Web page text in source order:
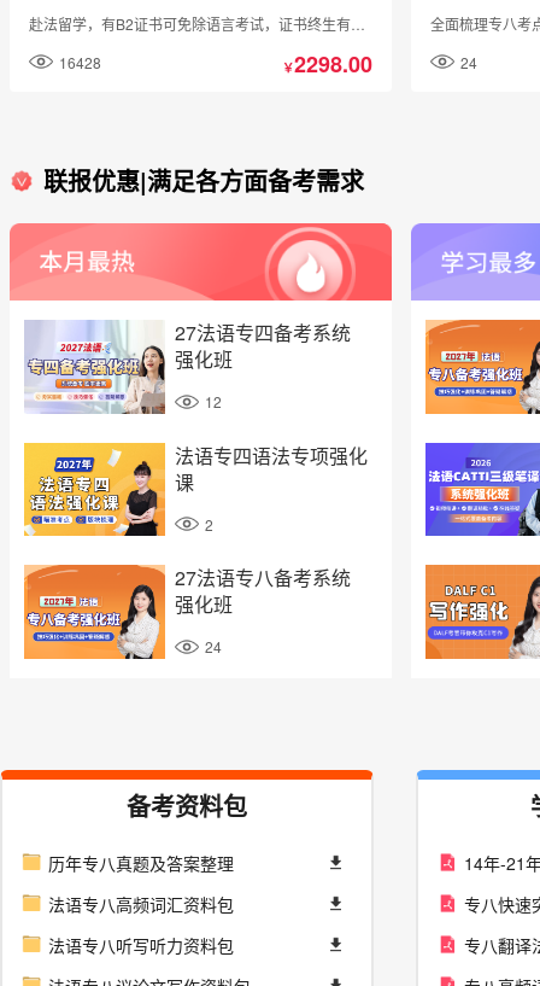
赴法留学，有B2证书可免除语言考试，证书终生有效
加分的法宝，更是你法语专业的水平证明
16428 ￥2298.00
全面梳理专八考
24
联报优惠|满足各方面备考需求
27法语专四备考系统
强化班
12
法语专四语法专项强化
课
2
27法语专八备考系统
强化班
24
备考资料包
历年专八真题及答案整理
法语专八高频词汇资料包
法语专八听写听力资料包
14年-21
专八快速
专八翻译